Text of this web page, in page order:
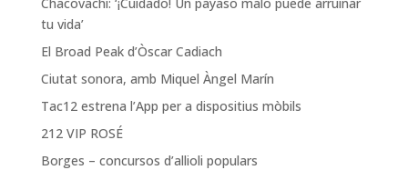
tu vida’
El Broad Peak d’Òscar Cadiach
Ciutat sonora, amb Miquel Àngel Marín
Tac12 estrena l’App per a dispositius mòbils
212 VIP ROSÉ
Borges – concursos d’allioli populars